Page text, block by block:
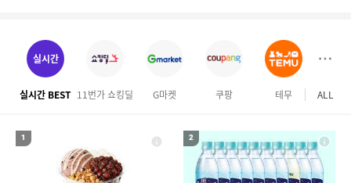
10 실외기없는 에어컨
12 남자 여름바지 린넨 면바지 와이드 밴딩 치노 팬츠 스판
13 넥선풍기 14 아레나 여성 실내수영복 7부
위빙 크로스백 하이원 워터월드
매실청 19 코엑스아쿠아리움 20 강동워터파크
ALL
실시간
실시간 BEST 11번가 쇼킹딜 G마켓 쿠팡 테무 오늘
1 2